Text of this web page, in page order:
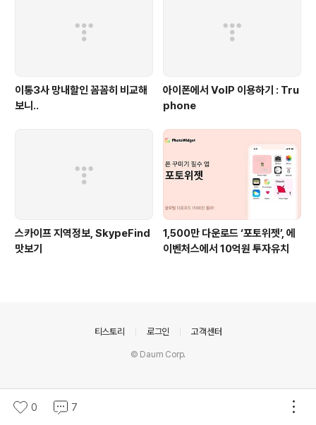
이통3사 망내할인 꼼꼼히 비교해
보니..
아이폰에서 VoIP 이용하기 : Tru
phone
스카이프 지역정보, SkypeFind
맛보기
1,500만 다운로드 ‘포토위젯’, 에
이벤처스에서 10억원 투자유치
0 7
티스토리 로그인 고객센터
© Daum Corp.